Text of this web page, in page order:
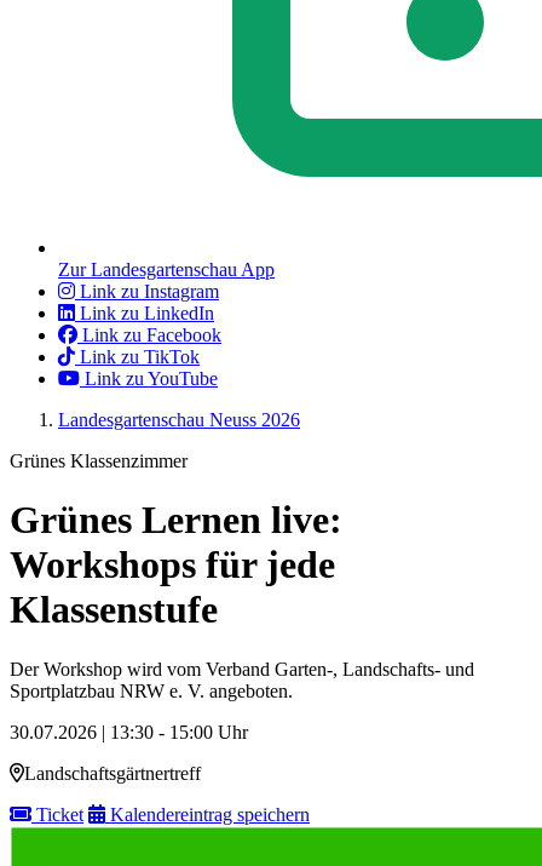
Zur Landesgartenschau App
Link zu Instagram
Link zu LinkedIn
Link zu Facebook
Link zu TikTok
Link zu YouTube
Landesgartenschau Neuss 2026
Grünes Klassenzimmer
Grünes Lernen live:
Workshops für jede
Klassenstufe
Der Workshop wird vom Verband Garten-, Landschafts- und
Sportplatzbau NRW e. V. angeboten.
30.07.2026 | 13:30 - 15:00 Uhr
Landschaftsgärtnertreff
Ticket
Kalendereintrag speichern